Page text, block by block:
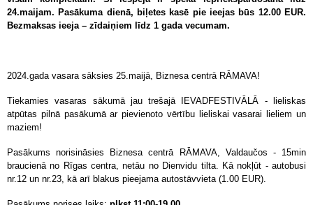
24.maijam. Pasākuma dienā, biļetes kasē pie ieejas būs 12.00 EUR.
Bezmaksas ieeja – zīdaiņiem līdz 1 gada vecumam.
2024.gada vasara sāksies 25.maijā, Biznesa centrā RĀMAVA!
Tiekamies vasaras sākumā jau trešajā IEVADFESTIVĀLĀ - lieliskas
atpūtas pilnā pasākumā ar pievienoto vērtību lieliskai vasarai lieliem un
maziem!
Pasākums norisināsies Biznesa centrā RĀMAVA, Valdaučos - 15min
braucienā no Rīgas centra, netāu no Dienvidu tilta. Kā nokļūt - autobusi
nr.12 un nr.23, kā arī blakus pieejama autostāvvieta (1.00 EUR).